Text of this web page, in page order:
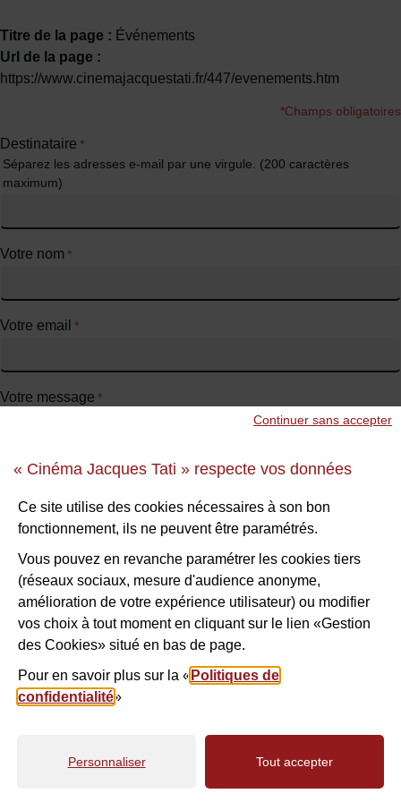
« Cinéma Jacques Tati » respecte vos données
Ce site utilise des cookies nécessaires à son bon
fonctionnement, ils ne peuvent être paramétrés.
Vous pouvez en revanche paramétrer les cookies tiers
(réseaux sociaux, mesure d'audience anonyme,
amélioration de votre expérience utilisateur) ou modifier
vos choix à tout moment en cliquant sur le lien «Gestion
des Cookies» situé en bas de page.
Pour en savoir plus sur la « Politiques de
confidentialité»
Personnaliser
Continuer sans accepter
Tout accepter
Titre de la page : Événements
Url de la page :
https://www.cinemajacquestati.fr/447/evenements.htm
*Champs obligatoires
Destinataire *
Séparez les adresses e-mail par une virgule. (200 caractères
maximum)
Votre nom *
Votre email *
Votre message *
Sécurité anti-robot*
À des fins de sécurité, veuillez sélectionner les3 premiers
caractèresde la série.
H E Q N 8 2 U
4
VALIDER